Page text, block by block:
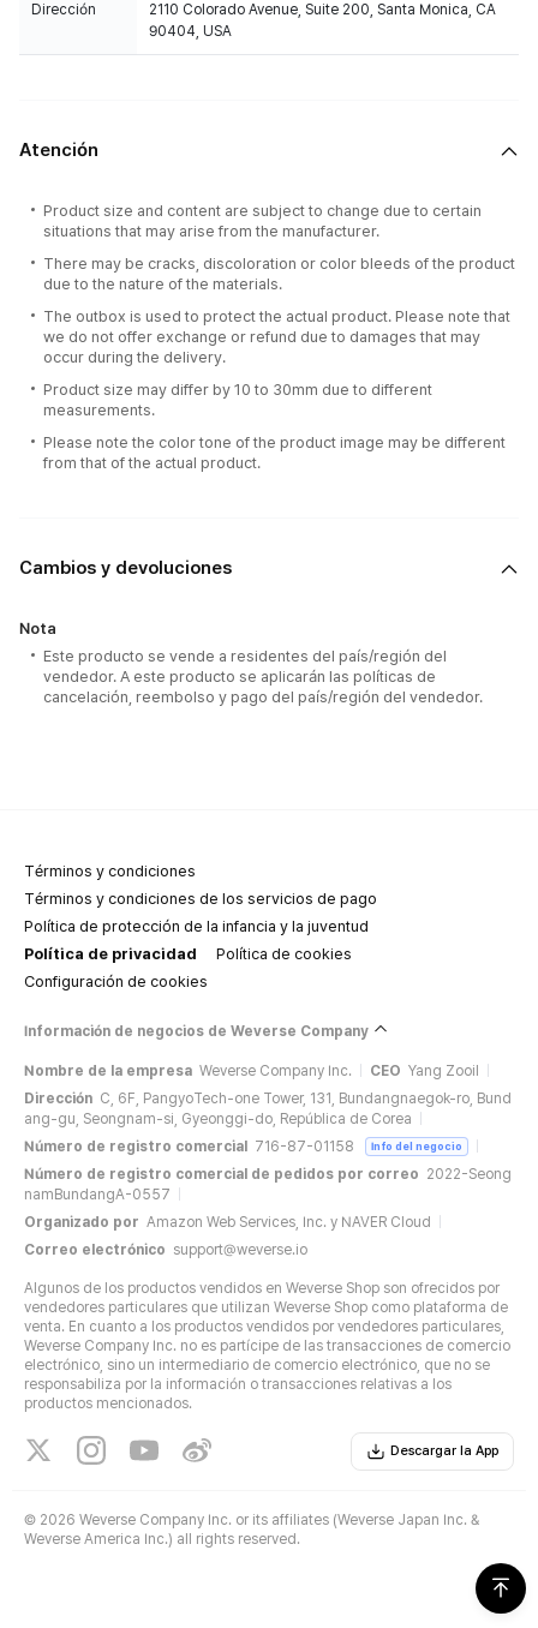
Dirección
2110 Colorado Avenue, Suite 200, Santa Monica, CA
90404, USA
Atención
Product size and content are subject to change due to certain
situations that may arise from the manufacturer.
There may be cracks, discoloration or color bleeds of the product
due to the nature of the materials.
The outbox is used to protect the actual product. Please note that
we do not offer exchange or refund due to damages that may
occur during the delivery.
Product size may differ by 10 to 30mm due to different
measurements.
Please note the color tone of the product image may be different
from that of the actual product.
Cambios y devoluciones
Nota
Este producto se vende a residentes del país/región del
vendedor. A este producto se aplicarán las políticas de
cancelación, reembolso y pago del país/región del vendedor.
Términos y condiciones
Términos y condiciones de los servicios de pago
Política de protección de la infancia y la juventud
Política de privacidad
Política de cookies
Configuración de cookies
Información de negocios de Weverse Company
Nombre de la empresa Weverse Company Inc. CEO Yang Zooil
Dirección C, 6F, PangyoTech-one Tower, 131, Bundangnaegok-ro, Bund
ang-gu, Seongnam-si, Gyeonggi-do, República de Corea
Número de registro comercial
716-87-01158 Info del negocio
Número de registro comercial de pedidos por correo 2022-Seong
namBundangA-0557
Organizado por Amazon Web Services, Inc. y NAVER Cloud
Correo electrónico support@weverse.io
Algunos de los productos vendidos en Weverse Shop son ofrecidos por
vendedores particulares que utilizan Weverse Shop como plataforma de
venta. En cuanto a los productos vendidos por vendedores particulares,
Weverse Company Inc. no es partícipe de las transacciones de comercio
electrónico, sino un intermediario de comercio electrónico, que no se
responsabiliza por la información o transacciones relativas a los
productos mencionados.
Descargar la App
© 2026 Weverse Company Inc. or its affiliates (Weverse Japan Inc. &
Weverse America Inc.) all rights reserved.